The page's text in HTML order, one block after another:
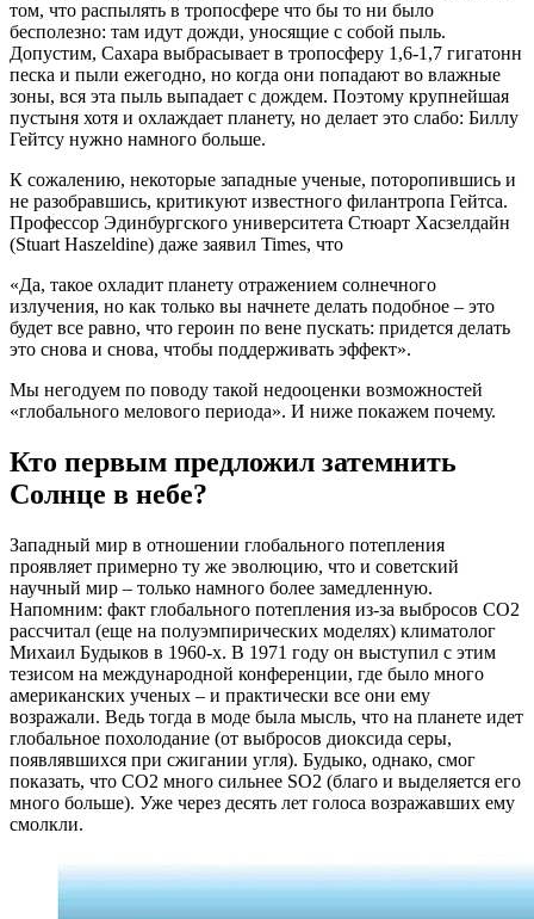
том, что распылять в тропосфере что бы то ни было
бесполезно: там идут дожди, уносящие с собой пыль.
Допустим, Сахара выбрасывает в тропосферу 1,6-1,7 гигатонн
песка и пыли ежегодно, но когда они попадают во влажные
зоны, вся эта пыль выпадает с дождем. Поэтому крупнейшая
пустыня хотя и охлаждает планету, но делает это слабо: Биллу
Гейтсу нужно намного больше.
К сожалению, некоторые западные ученые, поторопившись и
не разобравшись, критикуют известного филантропа Гейтса.
Профессор Эдинбургского университета Стюарт Хасзелдайн
(Stuart Haszeldine) даже заявил Times, что
«Да, такое охладит планету отражением солнечного
излучения, но как только вы начнете делать подобное – это
будет все равно, что героин по вене пускать: придется делать
это снова и снова, чтобы поддерживать эффект».
Мы негодуем по поводу такой недооценки возможностей
«глобального мелового периода». И ниже покажем почему.
Кто первым предложил затемнить
Солнце в небе?
Западный мир в отношении глобального потепления
проявляет примерно ту же эволюцию, что и советский
научный мир – только намного более замедленную.
Напомним: факт глобального потепления из-за выбросов СО2
рассчитал (еще на полуэмпирических моделях) климатолог
Михаил Будыков в 1960-х. В 1971 году он выступил с этим
тезисом на международной конференции, где было много
американских ученых – и практически все они ему
возражали. Ведь тогда в моде была мысль, что на планете идет
глобальное похолодание (от выбросов диоксида серы,
появлявшихся при сжигании угля). Будыко, однако, смог
показать, что СО2 много сильнее SO2 (благо и выделяется его
много больше). Уже через десять лет голоса возражавших ему
смолкли.